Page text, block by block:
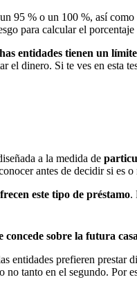
95 % o un 100 %, así
para calcular el porcentaje
entidades tienen un
el dinero. Si te ves en esta
a la medida de
antes de decidir si es
este tipo de préstamo.
concede sobre la futura
entidades prefieren
no tanto en el segundo. Por